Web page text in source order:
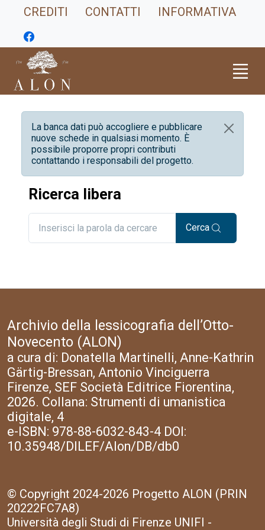
CREDITI CONTATTI INFORMATIVA
La banca dati può accogliere e pubblicare
nuove schede in qualsiasi momento. È
possibile proporre propri contributi
contattando i responsabili del progetto.
Ricerca libera
Cerca
Archivio della lessicografia dell’Otto-
Novecento (ALON)
a cura di: Donatella Martinelli, Anne-Kathrin
Gärtig-Bressan, Antonio Vinciguerra
Firenze, SEF Società Editrice Fiorentina,
2026. Collana: Strumenti di umanistica
digitale, 4
e-ISBN: 978-88-6032-843-4 DOI:
10.35948/DILEF/Alon/DB/db0
© Copyright 2024-2026 Progetto ALON (PRIN
20222FC7A8)
Università degli Studi di Firenze UNIFI -